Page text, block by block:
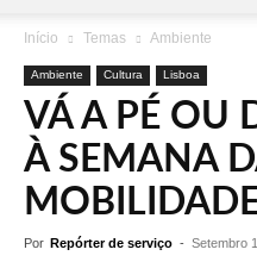
Início Temas Ambiente
Ambiente Cultura Lisboa
VÁ A PÉ OU
À SEMANA
Por Repórter de serviço - Setembro